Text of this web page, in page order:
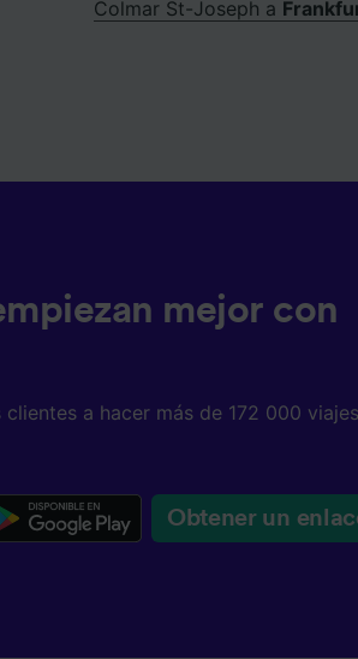
Colmar St-Joseph a
mejor con
a hacer más de 172 000
Obtener un